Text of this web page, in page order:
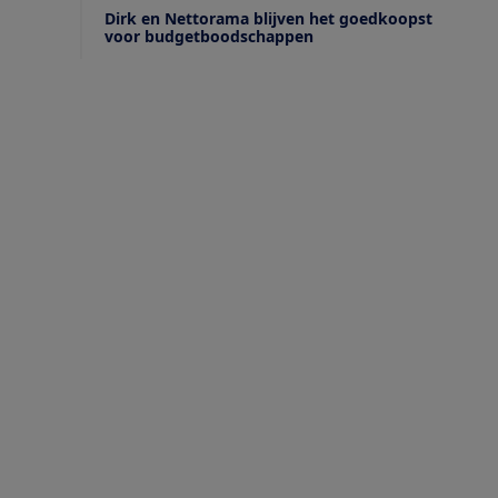
Dirk en Nettorama blijven het goedkoopst
voor budgetboodschappen